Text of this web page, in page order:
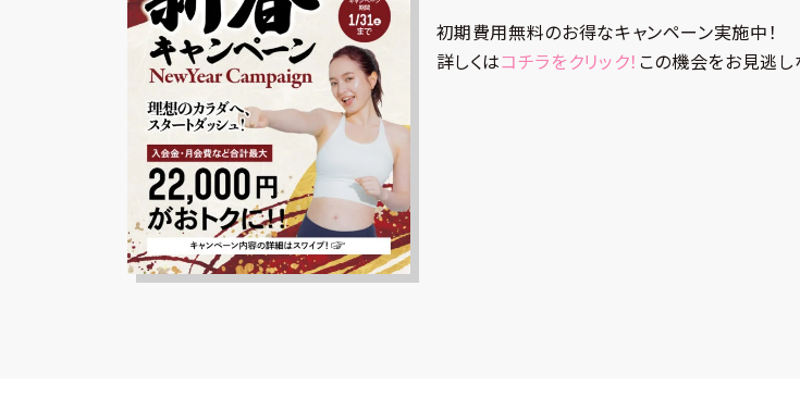
初期費用無料のお得なキャンペーン実施中！
詳しくはコチラをクリック！ この機会をお見逃し